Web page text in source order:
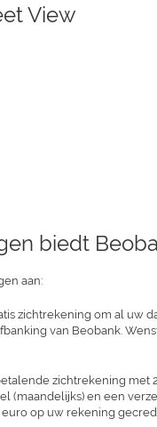
View
biedt
aan:
zichtrekening om al uw
van Beobank.
zichtrekening met
(maandelijks) en een
op uw rekening